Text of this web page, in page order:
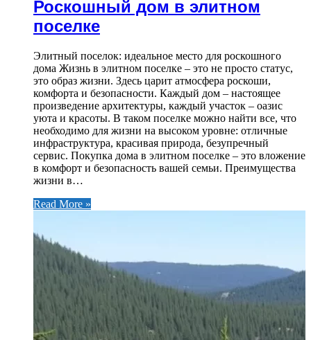
Роскошный дом в элитном
поселке
Элитный поселок: идеальное место для роскошного
дома Жизнь в элитном поселке – это не просто статус,
это образ жизни. Здесь царит атмосфера роскоши,
комфорта и безопасности. Каждый дом – настоящее
произведение архитектуры, каждый участок – оазис
уюта и красоты. В таком поселке можно найти все, что
необходимо для жизни на высоком уровне: отличные
инфраструктура, красивая природа, безупречный
сервис. Покупка дома в элитном поселке – это вложение
в комфорт и безопасность вашей семьи. Преимущества
жизни в…
Read More »